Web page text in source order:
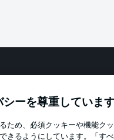
to beーを尊重していま
ため、必須クッキーや機能ク
きるようにしています。「す